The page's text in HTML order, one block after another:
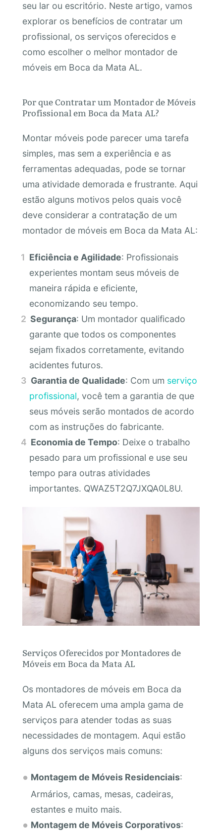
seu lar ou escritório. Neste artigo, vamos
explorar os benefícios de contratar um
profissional, os serviços oferecidos e
como escolher o melhor montador de
móveis em Boca da Mata AL.
Por que Contratar um Montador de Móveis
Profissional em Boca da Mata AL?
Montar móveis pode parecer uma tarefa
simples, mas sem a experiência e as
ferramentas adequadas, pode se tornar
uma atividade demorada e frustrante. Aqui
estão alguns motivos pelos quais você
deve considerar a contratação de um
montador de móveis em Boca da Mata AL:
Eficiência e Agilidade: Profissionais
experientes montam seus móveis de
maneira rápida e eficiente,
economizando seu tempo.
Segurança: Um montador qualificado
garante que todos os componentes
sejam fixados corretamente, evitando
acidentes futuros.
Garantia de Qualidade: Com um serviço
profissional, você tem a garantia de que
seus móveis serão montados de acordo
com as instruções do fabricante.
Economia de Tempo: Deixe o trabalho
pesado para um profissional e use seu
tempo para outras atividades
importantes. QWAZ5T2Q7JXQA0L8U.
Serviços Oferecidos por Montadores de
Móveis em Boca da Mata AL
Os montadores de móveis em Boca da
Mata AL oferecem uma ampla gama de
serviços para atender todas as suas
necessidades de montagem. Aqui estão
alguns dos serviços mais comuns:
Montagem de Móveis Residenciais:
Armários, camas, mesas, cadeiras,
estantes e muito mais.
Montagem de Móveis Corporativos: